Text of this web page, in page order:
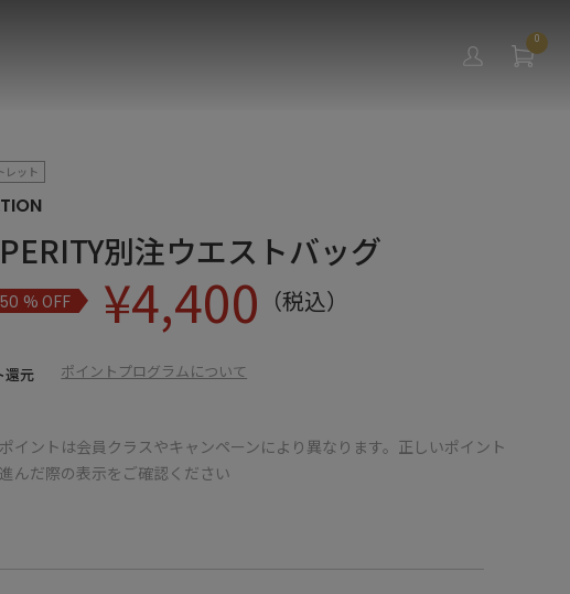
0
レット
別注ウエストバッグ
50% OFF ¥4,400 （税込）
還元 ポイントプログラムについて
イントは会員クラスやキャンペーンにより異なります。正しいポイント
んだ際の表示をご確認ください